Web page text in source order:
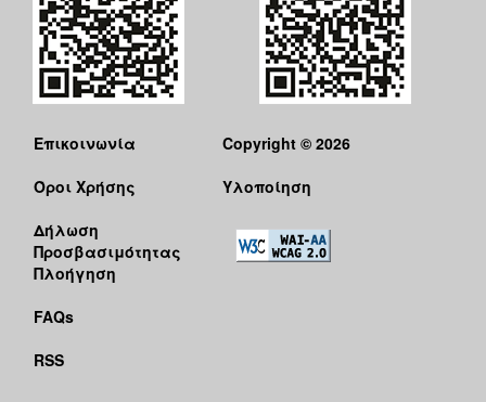
Επικοινωνία
Όροι Χρήσης
Δήλωση
Προσβασιμότητας
Πλοήγηση
FAQs
RSS
Copyright © 2026
Υλοποίηση